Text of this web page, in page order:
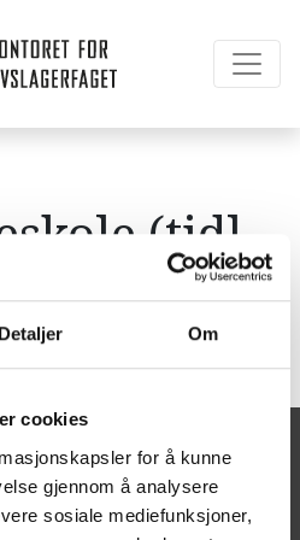
Detaljer Om
cookies
for å kunne
gjennom å analysere
sosiale mediefunksjoner,
(tidl.
AS)